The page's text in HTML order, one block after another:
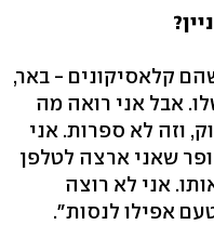
קלאסיקונים - באר,
אבל אני רואה מה
וזה לא ספרות. אני
שאני ארצה לטלפן
אני לא רוצה
אפילו לנסות".